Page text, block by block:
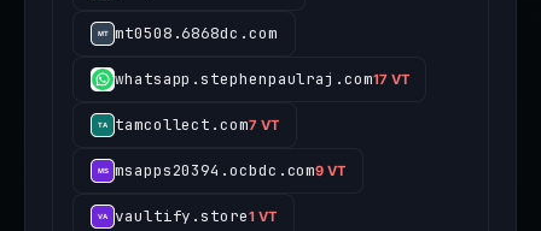
mt0508.6868dc.com
whatsapp.stephenpaulraj.com17 VT
tamcollect.com7 VT
msapps20394.ocbdc.com9 VT
vaultify.store1 VT